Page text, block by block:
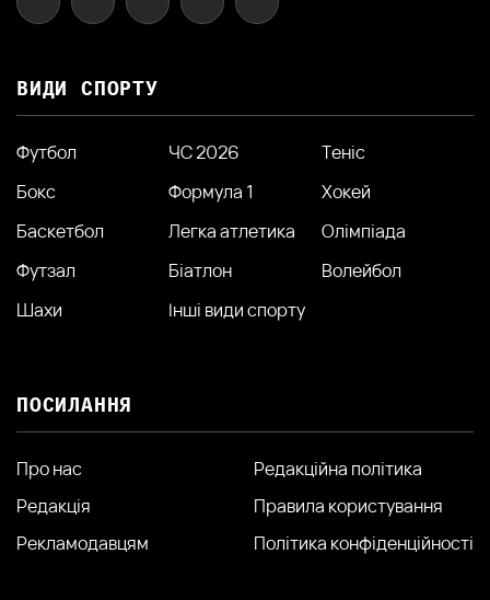
ВИДИ СПОРТУ
Футбол ЧС 2026
Теніс
Бокс
Формула 1
Хокей
Баскетбол
Легка атлетика
Олімпіада
Футзал
Біатлон
Волейбол
Шахи
Інші види спорту
ПОСИЛАННЯ
Про нас
Редакція
Рекламодавцям
Редакційна політика
Правила користування
Політика конфіденційності